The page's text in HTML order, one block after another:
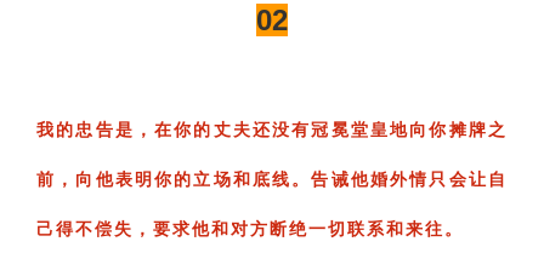
02
我的忠告是，在你的丈夫还没有冠冕堂皇地向你摊牌之
前，向他表明你的立场和底线。告诫他婚外情只会让自
己得不偿失，要求他和对方断绝一切联系和来往。